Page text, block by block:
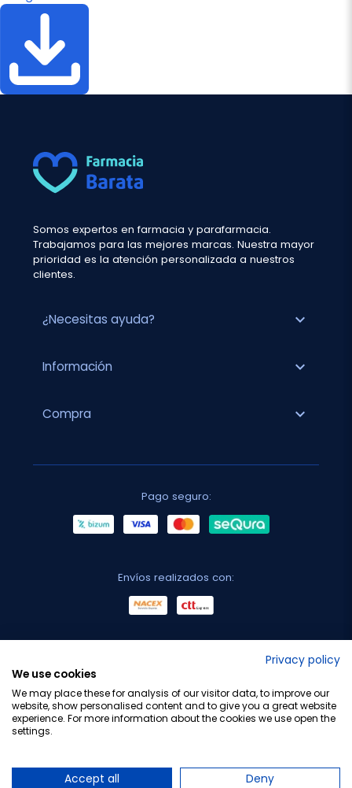
Somos expertos en farmacia y parafarmacia.
Trabajamos para las mejores marcas. Nuestra mayor
prioridad es la atención personalizada a nuestros
clientes.
¿Necesitas ayuda? expand_more
Información expand_more
Compra expand_more
Pago seguro:
Envíos realizados con:
Privacy policy
We use cookies
We may place these for analysis of our visitor data, to improve our
website, show personalised content and to give you a great website
experience. For more information about the cookies we use open the
settings.
Accept all Deny